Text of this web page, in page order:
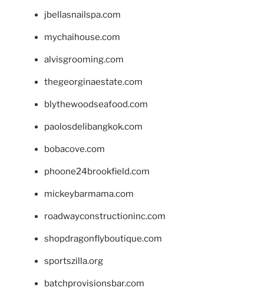
jbellasnailspa.com
mychaihouse.com
alvisgrooming.com
thegeorginaestate.com
blythewoodseafood.com
paolosdelibangkok.com
bobacove.com
phoone24brookfield.com
mickeybarmama.com
roadwayconstructioninc.com
shopdragonflyboutique.com
sportszilla.org
batchprovisionsbar.com